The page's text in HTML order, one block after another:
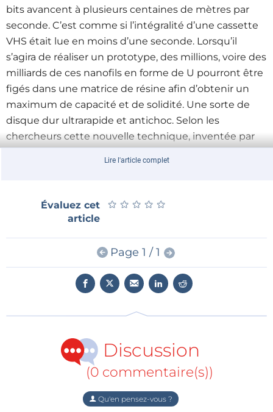
bits avancent à plusieurs centaines de mètres par
seconde. C’est comme si l’intégralité d’une cassette
VHS était lue en moins d’une seconde. Lorsqu’il
s’agira de réaliser un prototype, des millions, voire des
milliards de ces nanofils en forme de U pourront être
figés dans une matrice de résine afin d’obtenir un
maximum de capacité et de solidité. Une sorte de
disque dur ultrarapide et antichoc. Selon les
chercheurs cette nouvelle technique, inventée par
naissance à des mémoires de masse avec un temps
durs d’aujourd’hui. En plus, ce genre de mémoires
sera plus économe en énergie.
Lire l'article complet
Évaluez cet
article
★ ★ ★ ★ ★
★ ★ ★ ★ ★
Page 1 / 1
Discussion
(0 commentaire(s))
Qu'en pensez-vous ?